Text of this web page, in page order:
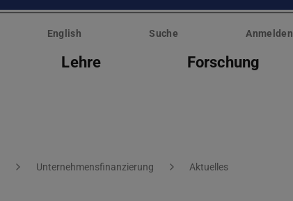
English Suche Anmelden
Lehre Forschung
Unternehmensfinanzierung Aktuelles